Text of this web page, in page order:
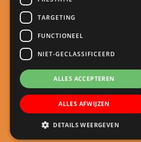
TARGETING
FUNCTIONEEL
NIET-GECLASSIFICEERD
ALLES ACCEPTEREN
ALLES AFWIJZEN
DETAILS WEERGEVEN